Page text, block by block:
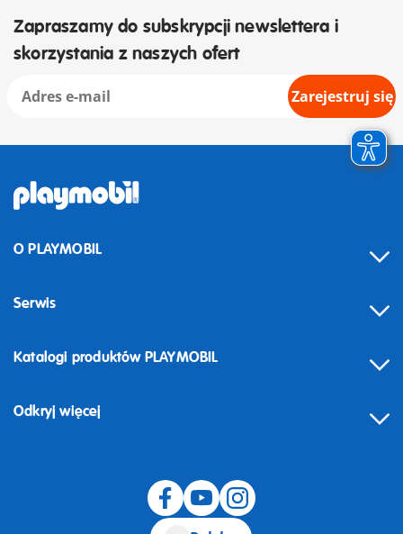
Zapraszamy do subskrypcji newslettera i
skorzystania z naszych ofert
Zarejestruj się
O PLAYMOBIL
Serwis
Odstąpienie od umowy
Katalogi produktów PLAYMOBIL
Odkryj więcej